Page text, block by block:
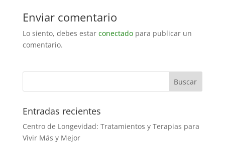
Enviar comentario
Lo siento, debes estar conectadopara publicar un
comentario.
Entradas recientes
Centro de Longevidad: Tratamientos y Terapias para
Vivir Más y Mejor